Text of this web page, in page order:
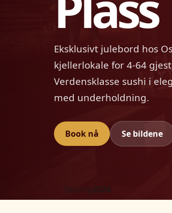
Eksklusivt julebord hos
kjellerlokale for 4-64
Verdensklasse sushi i
med underholdning.
Book nå Se bildene
Sesong2026